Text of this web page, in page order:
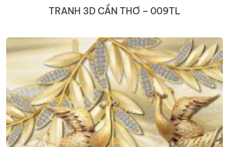
TRANH 3D CẦN THƠ – 009TL